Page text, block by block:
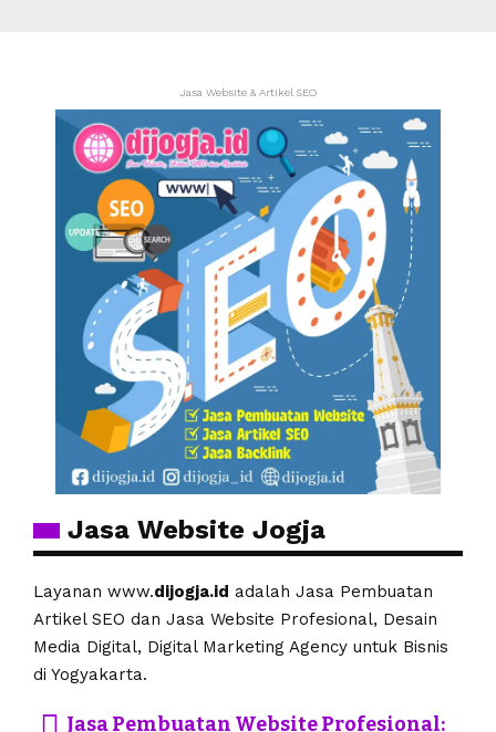
Jasa Website & Artikel SEO
Jasa Website Jogja
Layanan www.dijogja.id adalah Jasa Pembuatan
Artikel SEO dan Jasa Website Profesional, Desain
Media Digital, Digital Marketing Agency untuk Bisnis
di Yogyakarta.
Jasa Pembuatan Website Profesional: